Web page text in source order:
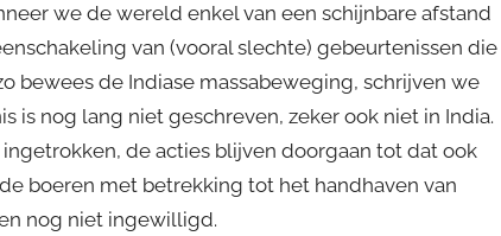
we de wereld enkel van een schijnbare afstand
van (vooral slechte) gebeurtenissen die
bewees de Indiase massabeweging, schrijven we
is nog lang niet geschreven, zeker ook niet in India.
de acties blijven doorgaan tot dat ook
boeren met betrekking tot het handhaven van
nog niet ingewilligd.